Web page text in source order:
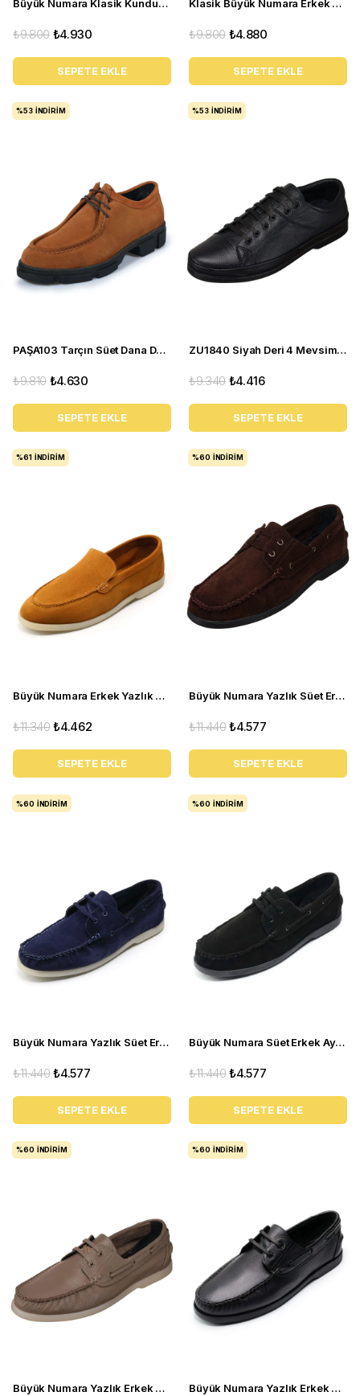
Büyük Numara Klasik Kundura - NV1088 Koyu Lacivert
₺4.930
₺9.800
SEPETE EKLE
Klasik Büyük Numara Erkek Ayakkabı - NR1954 Taba
₺4.880
₺9.800
SEPETE EKLE
PAŞA103 Tarçın Süet Dana Derisi Esnek rahagt Termo Taban Rahat Geniş Konforlu Taban. ÖZEL Seri.
₺4.630
₺9.810
SEPETE EKLE
%53 İNDIRIM
ZU1840 Siyah Deri 4 Mevsim Büyük Numara Üst Kalite Erkek Ayakkabısı
₺4.416
₺9.340
SEPETE EKLE
%53 İNDIRIM
Büyük Numara Erkek Yazlık Ayakkabı - UTKAN02 Tarçın
₺4.462
₺11.340
SEPETE EKLE
%61 İNDIRIM
Büyük Numara Yazlık Süet Erkek Ayakkabısı - Utkan001 Kahve Süet
₺4.577
₺11.440
SEPETE EKLE
%60 İNDIRIM
Büyük Numara Yazlık Süet Erkek Ayakkabısı -Utkan001 Lacivert Süet
₺4.577
₺11.440
SEPETE EKLE
%60 İNDIRIM
Büyük Numara Süet Erkek Ayakkabısı Utkan001 Siyah Süet
₺4.577
₺11.440
SEPETE EKLE
%60 İNDIRIM
Büyük Numara Yazlık Erkek Ayakkabısı Utkan001 Vizon
%60 İNDIRIM
Büyük Numara Yazlık Erkek Ayakkabı - Utkan001 Siyah Deri
%60 İNDIRIM